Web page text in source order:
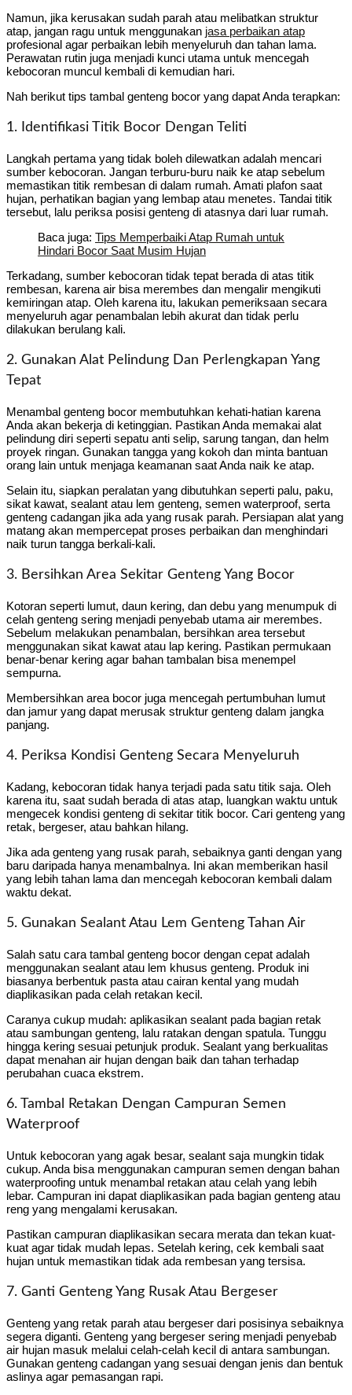
Namun, jika kerusakan sudah parah atau melibatkan struktur
atap, jangan ragu untuk menggunakan jasa perbaikan atap
profesional agar perbaikan lebih menyeluruh dan tahan lama.
Perawatan rutin juga menjadi kunci utama untuk mencegah
kebocoran muncul kembali di kemudian hari.
Nah berikut tips tambal genteng bocor yang dapat Anda terapkan:
1. Identifikasi Titik Bocor Dengan Teliti
Langkah pertama yang tidak boleh dilewatkan adalah mencari
sumber kebocoran. Jangan terburu-buru naik ke atap sebelum
memastikan titik rembesan di dalam rumah. Amati plafon saat
hujan, perhatikan bagian yang lembap atau menetes. Tandai titik
tersebut, lalu periksa posisi genteng di atasnya dari luar rumah.
Baca juga: Tips Memperbaiki Atap Rumah untuk
Hindari Bocor Saat Musim Hujan
Terkadang, sumber kebocoran tidak tepat berada di atas titik
rembesan, karena air bisa merembes dan mengalir mengikuti
kemiringan atap. Oleh karena itu, lakukan pemeriksaan secara
menyeluruh agar penambalan lebih akurat dan tidak perlu
dilakukan berulang kali.
2. Gunakan Alat Pelindung Dan Perlengkapan Yang
Tepat
Menambal genteng bocor membutuhkan kehati-hatian karena
Anda akan bekerja di ketinggian. Pastikan Anda memakai alat
pelindung diri seperti sepatu anti selip, sarung tangan, dan helm
proyek ringan. Gunakan tangga yang kokoh dan minta bantuan
orang lain untuk menjaga keamanan saat Anda naik ke atap.
Selain itu, siapkan peralatan yang dibutuhkan seperti palu, paku,
sikat kawat, sealant atau lem genteng, semen waterproof, serta
genteng cadangan jika ada yang rusak parah. Persiapan alat yang
matang akan mempercepat proses perbaikan dan menghindari
naik turun tangga berkali-kali.
3. Bersihkan Area Sekitar Genteng Yang Bocor
Kotoran seperti lumut, daun kering, dan debu yang menumpuk di
celah genteng sering menjadi penyebab utama air merembes.
Sebelum melakukan penambalan, bersihkan area tersebut
menggunakan sikat kawat atau lap kering. Pastikan permukaan
benar-benar kering agar bahan tambalan bisa menempel
sempurna.
Membersihkan area bocor juga mencegah pertumbuhan lumut
dan jamur yang dapat merusak struktur genteng dalam jangka
panjang.
4. Periksa Kondisi Genteng Secara Menyeluruh
Kadang, kebocoran tidak hanya terjadi pada satu titik saja. Oleh
karena itu, saat sudah berada di atas atap, luangkan waktu untuk
mengecek kondisi genteng di sekitar titik bocor. Cari genteng yang
retak, bergeser, atau bahkan hilang.
Jika ada genteng yang rusak parah, sebaiknya ganti dengan yang
baru daripada hanya menambalnya. Ini akan memberikan hasil
yang lebih tahan lama dan mencegah kebocoran kembali dalam
waktu dekat.
5. Gunakan Sealant Atau Lem Genteng Tahan Air
Salah satu cara tambal genteng bocor dengan cepat adalah
menggunakan sealant atau lem khusus genteng. Produk ini
biasanya berbentuk pasta atau cairan kental yang mudah
diaplikasikan pada celah retakan kecil.
Caranya cukup mudah: aplikasikan sealant pada bagian retak
atau sambungan genteng, lalu ratakan dengan spatula. Tunggu
hingga kering sesuai petunjuk produk. Sealant yang berkualitas
dapat menahan air hujan dengan baik dan tahan terhadap
perubahan cuaca ekstrem.
6. Tambal Retakan Dengan Campuran Semen
Waterproof
Untuk kebocoran yang agak besar, sealant saja mungkin tidak
cukup. Anda bisa menggunakan campuran semen dengan bahan
waterproofing untuk menambal retakan atau celah yang lebih
lebar. Campuran ini dapat diaplikasikan pada bagian genteng atau
reng yang mengalami kerusakan.
Pastikan campuran diaplikasikan secara merata dan tekan kuat-
kuat agar tidak mudah lepas. Setelah kering, cek kembali saat
hujan untuk memastikan tidak ada rembesan yang tersisa.
7. Ganti Genteng Yang Rusak Atau Bergeser
Genteng yang retak parah atau bergeser dari posisinya sebaiknya
segera diganti. Genteng yang bergeser sering menjadi penyebab
air hujan masuk melalui celah-celah kecil di antara sambungan.
Gunakan genteng cadangan yang sesuai dengan jenis dan bentuk
aslinya agar pemasangan rapi.